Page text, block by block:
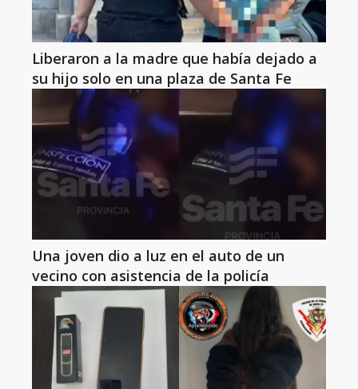
Liberaron a la madre que había dejado a
su hijo solo en una plaza de Santa Fe
Una joven dio a luz en el auto de un
vecino con asistencia de la policía